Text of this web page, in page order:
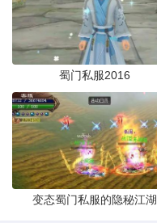
蜀门私服2016
变态蜀门私服的隐秘江湖